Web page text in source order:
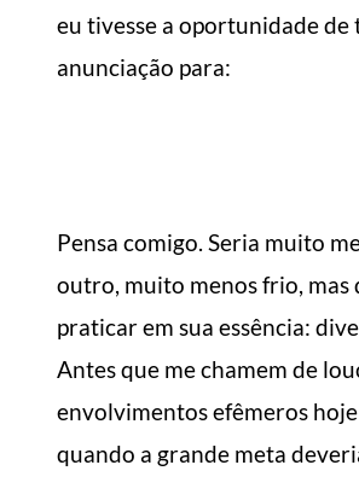
eu tivesse a oportunidade
anunciação para:
Pensa comigo. Seria muito
outro, muito menos frio, mas
praticar em sua essência:
Antes que me chamem de
envolvimentos efêmeros hoje
quando a grande meta